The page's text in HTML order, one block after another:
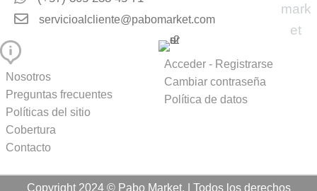
servicioalcliente@pabomarket.com
Nosotros
Preguntas frecuentes
Políticas del sitio
Cobertura
Contacto
Acceder - Registrarse
Cambiar contraseña
Política de datos
Copyright 2024 © Pabo Market. | Todos los derechos